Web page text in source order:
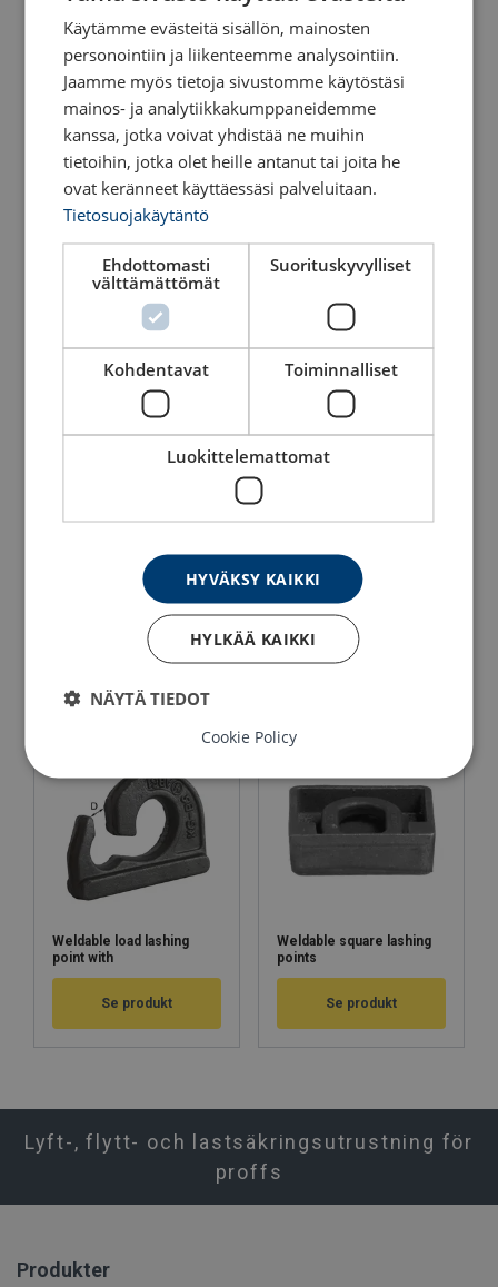
Surface mounted load
lashing point
Se produkt
Weldable lashing point
Se produkt
Weldable lashing points
Se produkt
Weldable lashing points
with shoulder
Se produkt
Weldable load lashing
point with
Se produkt
Weldable square lashing
points
Se produkt
Lyft-, flytt- och lastsäkringsutrustning för
proffs
Produkter
Käytämme evästeitä sisällön, mainosten
personointiin ja liikenteemme analysointiin.
Jaamme myös tietoja sivustomme käytöstäsi
mainos- ja analytiikkakumppaneidemme
kanssa, jotka voivat yhdistää ne muihin
tietoihin, jotka olet heille antanut tai joita he
ovat keränneet käyttäessäsi palveluitaan.
Tietosuojakäytäntö
Ehdottomasti
välttämättömät
Suorituskyvylliset
Kohdentavat Toiminnalliset
Luokittelemattomat
HYVÄKSY KAIKKI
HYLKÄÄ KAIKKI
NÄYTÄ TIEDOT
Cookie Policy